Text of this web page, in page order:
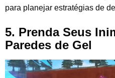
para planejar estratégias de
5. Prenda Seus
Paredes de Gel